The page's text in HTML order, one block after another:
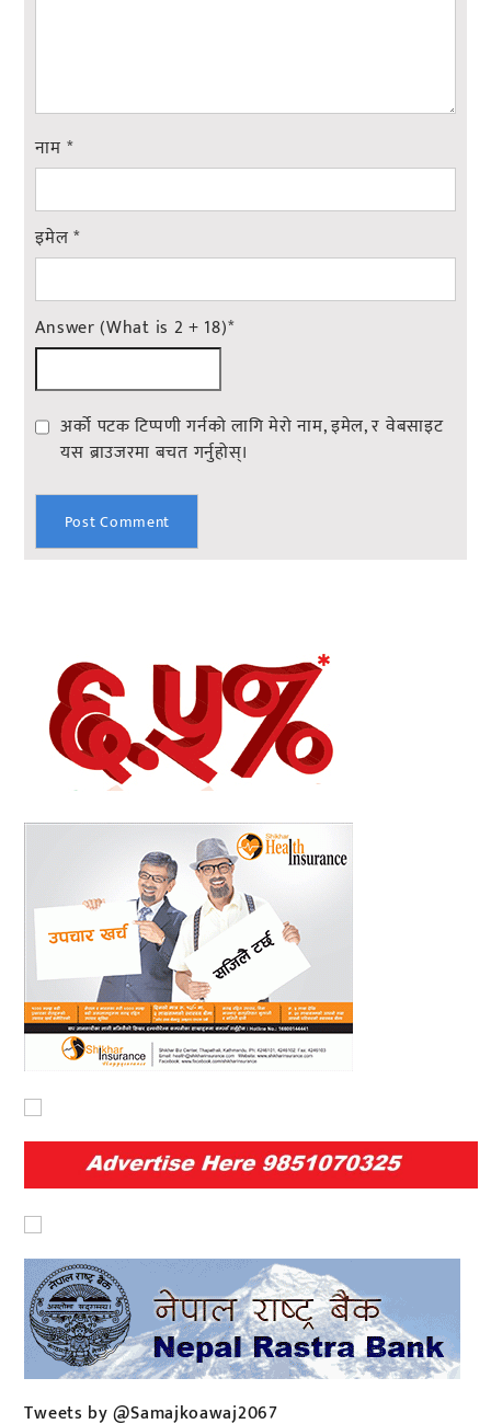
नाम *
इमेल*
Answer (What is 2 + 18)*
अर्को पटक टिप्पणी गर्नको लागि मेरो नाम, इमेल, र वेबसाइट
यस ब्राउजरमा बचत गर्नुहोस्।
Tweets by @Samajkoawaj2067